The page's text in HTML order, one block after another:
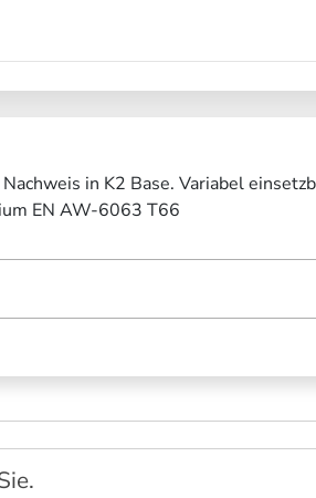
in K2 Base. Variabel
EN AW-6063 T66